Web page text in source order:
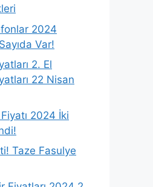
2024
Var!
2. El
22 Nisan
2024 İki
Taze Fasulye